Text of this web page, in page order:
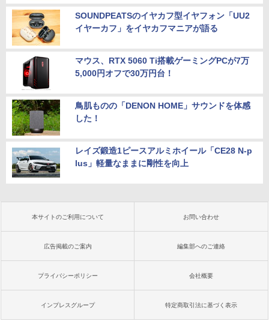
SOUNDPEATSのイヤカフ型イヤフォン「UU2
イヤーカフ」をイヤカフマニアが語る
マウス、RTX 5060 Ti搭載ゲーミングPCが7万
5,000円オフで30万円台！
鳥肌ものの「DENON HOME」サウンドを体感
した！
レイズ鍛造1ピースアルミホイール「CE28 N-p
lus」軽量なままに剛性を向上
本サイトのご利用について お問い合わせ
広告掲載のご案内 編集部へのご連絡
プライバシーポリシー 会社概要
インプレスグループ 特定商取引法に基づく表示